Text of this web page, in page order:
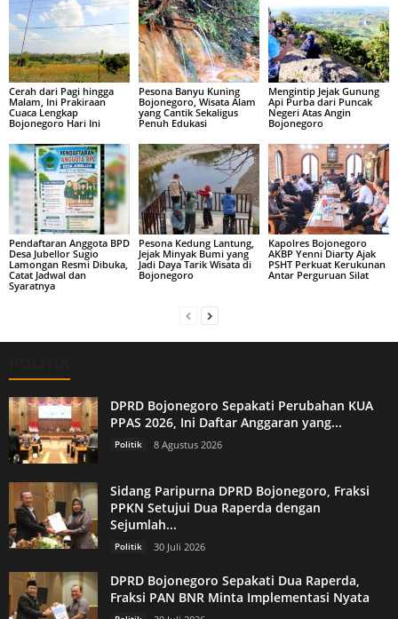
Cerah dari Pagi hingga
Malam, Ini Prakiraan
Cuaca Lengkap
Bojonegoro Hari Ini
Pesona Banyu Kuning
Bojonegoro, Wisata Alam
yang Cantik Sekaligus
Penuh Edukasi
Mengintip Jejak Gunung
Api Purba dari Puncak
Negeri Atas Angin
Bojonegoro
Pendaftaran Anggota BPD
Desa Jubellor Sugio
Lamongan Resmi Dibuka,
Catat Jadwal dan
Syaratnya
Pesona Kedung Lantung,
Jejak Minyak Bumi yang
Jadi Daya Tarik Wisata di
Bojonegoro
Kapolres Bojonegoro
AKBP Yenni Diarty Ajak
PSHT Perkuat Kerukunan
Antar Perguruan Silat
DPRD Bojonegoro Sepakati Perubahan KUA
PPAS 2026, Ini Daftar Anggaran yang...
Politik 8 Agustus 2026
Sidang Paripurna DPRD Bojonegoro, Fraksi
PPKN Setujui Dua Raperda dengan
Sejumlah...
Politik 30 Juli 2026
DPRD Bojonegoro Sepakati Dua Raperda,
Fraksi PAN BNR Minta Implementasi Nyata